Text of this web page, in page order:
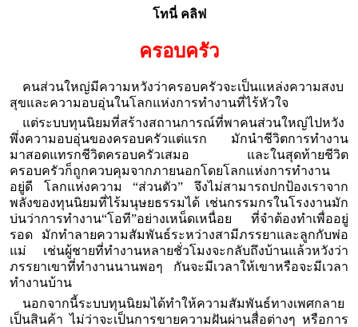
โทนี่ คลิฟ
ครอบครัว
คนส่วนใหญ่มีความหวังว่าครอบครัวจะเป็นแหล่งความสงบ
สุขและความอบอุ่นในโลกแห่งการทำงานที่ไร้หัวใจ
แต่ระบบทุนนิยมที่สร้างสถานการณ์ที่พาคนส่วนใหญ่ไปหวัง
พึ่งความอบอุ่นของครอบครัวแต่แรก มักนำชีวิตการทำงาน
มาสอดแทรกชีวิตครอบครัวเสมอ และในสุดท้ายชีวิต
ครอบครัวก็ถูกควบคุมจากภายนอกโดยโลกแห่งการทำงาน
อยู่ดี โลกแห่งความ “ส่วนตัว” จึงไม่สามารถปกป้องเราจาก
พลังของทุนนิยมที่ไร้มนุษยธรรมได้ เช่นกรรมกรในโรงงานมัก
บ่นว่าการทำงาน“โอที”อย่างเหน็ดเหนื่อย ที่จำต้องทำเพื่ออยู่
รอด มักทำลายความสัมพันธ์ระหว่างสามีภรรยาและลูกกับพ่อ
แม่ เช่นผู้ชายที่ทำงานหลายชั่วโมงจะกลับถึงบ้านแล้วหวังว่า
ภรรยาเขาที่ทำงานนานพอๆ กันจะมีเวลาให้เขาหรือจะมีเวลา
ทำงานบ้าน
นอกจากนี้ระบบทุนนิยมได้ทำให้ความสัมพันธ์ทางเพศกลาย
เป็นสินค้า ไม่ว่าจะเป็นการขายความฝันผ่านสื่อต่างๆ หรือการ